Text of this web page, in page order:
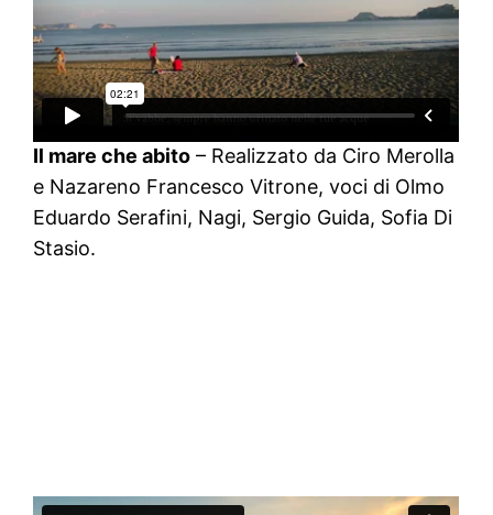
Il mare che abito – Realizzato da Ciro Merolla
e Nazareno Francesco Vitrone, voci di Olmo
Eduardo Serafini, Nagi, Sergio Guida, Sofia Di
Stasio.